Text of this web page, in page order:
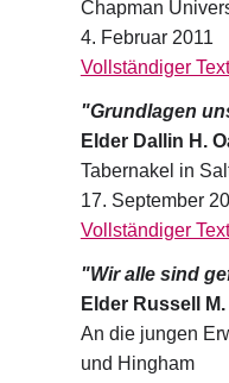
Chapman
4. Februar 2011
Vollständiger
"Grundlagen
Elder Dallin H.
Tabernakel in
17. September
Vollständiger
"Wir alle sind
Elder Russell
An die jungen
und Hingham